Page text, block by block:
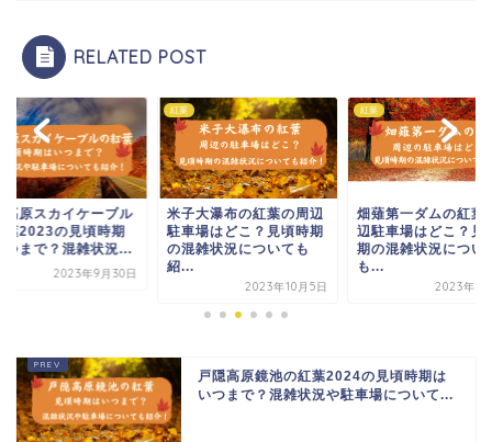
RELATED POST
高原スカイケーブル
葉2023の見頃時期
つまで？混雑状況...
2023年9月30日
紅葉
米子大瀑布の紅葉の周辺
駐車場はどこ？見頃時期
の混雑状況についても
紹...
2023年10月5日
紅葉
畑薙第一ダムの紅葉
辺駐車場はどこ？見
期の混雑状況につい
も...
2023年10
戸隠高原鏡池の紅葉2024の見頃時期は
いつまで？混雑状況や駐車場について...